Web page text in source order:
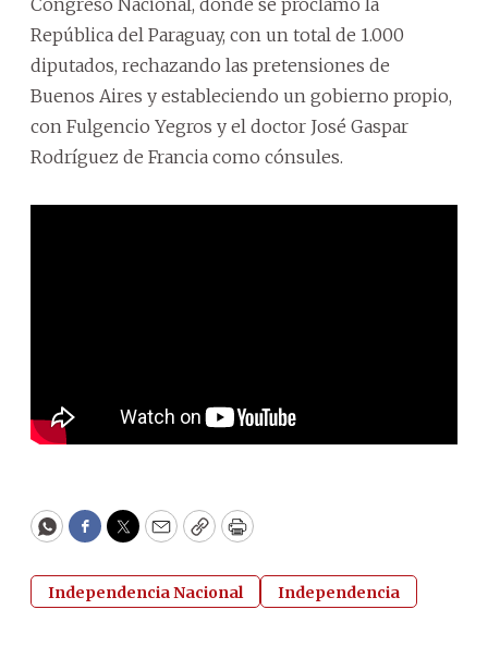
República del Paraguay, con un total de 1.000
diputados, rechazando las pretensiones de
Buenos Aires y estableciendo un gobierno propio,
con Fulgencio Yegros y el doctor José Gaspar
Rodríguez de Francia como cónsules.
WhatsApp
Facebook
Twitter
EmailCopyPrint
Independencia Nacional Independencia